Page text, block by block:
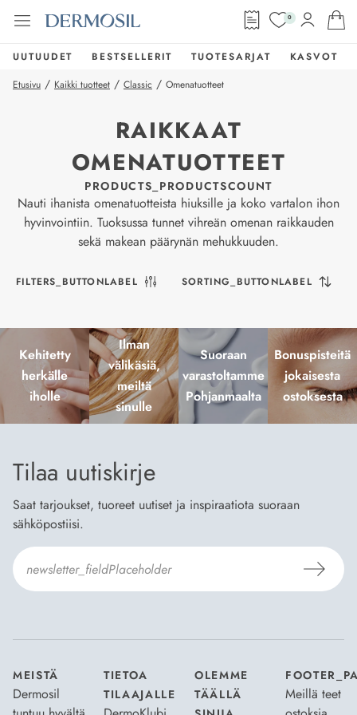
0
UUTUUDET BESTSELLERIT TUOTESARJAT
KASVOT
Etusivu / Kaikki tuotteet / Classic / Omenatuotteet
RAIKKAAT
OMENATUOTTEET
PRODUCTS_PRODUCTSCOUNT
Nauti ihanista omenatuotteista hiuksille ja koko vartalon ihon
hyvinvointiin. Tuoksussa tunnet vihreän omenan raikkauden
sekä makean päärynän mehukkuuden.
FILTERS_BUTTONLABEL SORTING_BUTTONLABEL
Kehitetty
herkälle
iholle
Ilman
välikäsiä,
meiltä
sinulle
Suoraan
varastoltamme
Pohjanmaalta
Bonuspisteitä
jokaisesta
ostoksesta
Tilaa uutiskirje
Saat tarjoukset, tuoreet uutiset ja inspiraatiota suoraan
sähköpostiisi.
MEISTÄ
Dermosil
TIETOA
TILAAJALLE
OLEMME
TÄÄLLÄ
Meillä teet